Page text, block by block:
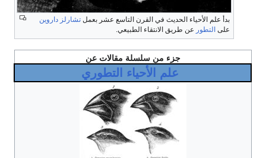
بدأ علم الأحياء الحديث في القرن التاسع عشر بعمل تشارلز داروين
على التطور عن طريق الانتقاء الطبيعي.
جزء من سلسلة مقالات عن
علم الأحياء التطوري